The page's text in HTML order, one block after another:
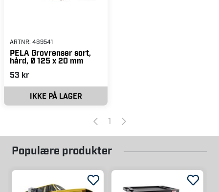
ARTNR: 489541
PELA Grovrenser sort,
hård, Ø 125 x 20 mm
53 kr
IKKE PÅ LAGER
1
Populære produkter